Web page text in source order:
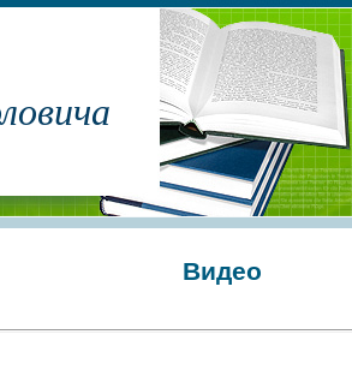
Видео